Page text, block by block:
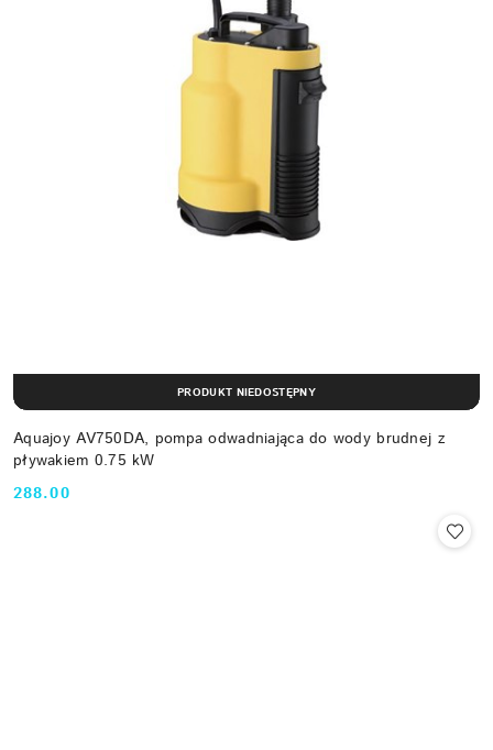
Aquajoy AV750DA, pompa odwadniająca do wody brudnej z
pływakiem 0.75 kW
Cena:
288.00
PRODUKT NIEDOSTĘPNY